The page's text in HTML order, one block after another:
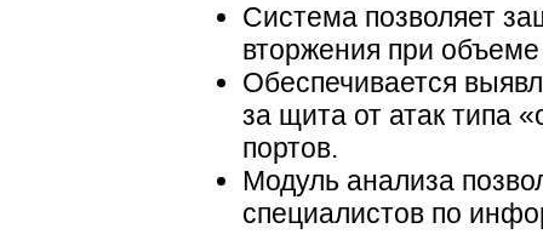
Система позволяет
вторжения при
Обеспечивается
за щита от атак типа
портов.
Модуль анализа
специалистов по